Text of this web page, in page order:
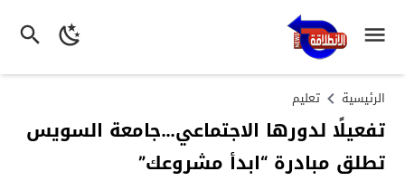
الرئيسية تعليم
تفعيلًا لدورها الاجتماعي…جامعة السويس
تطلق مبادرة “ابدأ مشروعك”